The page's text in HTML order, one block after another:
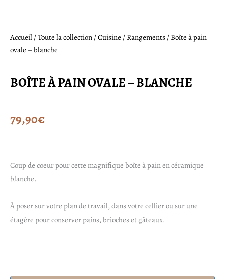
Accueil /Toute la collection /Cuisine / Rangements / Boîte à pain
ovale – blanche
BOÎTE À PAIN OVALE – BLANCHE
79,90€
Coup de coeur pour cette magnifique boîte à pain en céramique
blanche.
À poser sur votre plan de travail, dans votre cellier ou sur une
étagère pour conserver pains, brioches et gâteaux.